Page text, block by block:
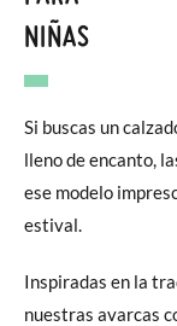
NIÑAS
Si buscas un
lleno de encanto,
ese modelo
estival.
Inspiradas en la
nuestras avarcas